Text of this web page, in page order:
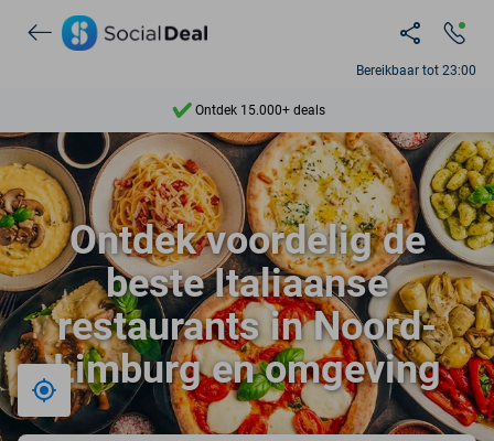
Bereikbaar tot 23:00
Ontdek 15.000+ deals
7 dagen per week beschikbaar
10+ miljoen leden
9,4
Ontdek 15.000+ deals
Ontdek voordelig de
beste Italiaanse
restaurants in Noord-
Limburg en omgeving
Bij mij in de buurt